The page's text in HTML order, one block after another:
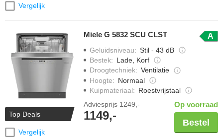
Vergelijk
Top Deals
Vergelijk
Miele G 5832 SCU CLST A
Geluidsniveau: Stil - 43 dB
Bestek: Lade, Korf
Droogtechniek: Ventilatie
Hoogte: Normaal
Kuipmateriaal: Roestvrijstaal
Adviesprijs 1249,-
1149,-
Op voorraad
Bestel